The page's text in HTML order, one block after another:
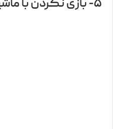
۵- بازی نکردن با ماشین‌های با سود بالا